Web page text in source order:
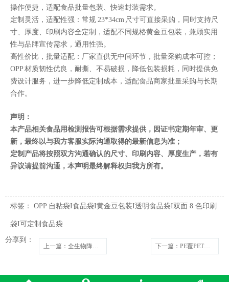
操作便捷，适配食品批量包装、快速封装需求。
定制灵活，适配性强：常规 23*34cm 尺寸可直接采购，同时支持尺
寸、厚度、印刷内容全定制，适配不同规格黄金豆包装，兼顾实用
性与品牌宣传需求，通用性强。
高性价比，批量适配：厂家直供无中间环节，批量采购成本可控；
OPP 材质韧性优良，耐撕、不易破损，降低包装损耗，同时提供免
费设计服务，进一步降低定制成本，适配食品商家批量采购与长期
合作。
声明：
本产品相关食品用检测报告可根据需求提供，因证书定期年审、更
新，最终以与我方客服实际沟通取得的最新信息为准；
定制产品将按照双方沟通确认的尺寸、印刷内容、厚度生产，若有
异议请提前沟通，本声明最终解释权归我方所有。
标签： OPP 自粘袋I食品袋I黄金豆包装I透明食品袋I双面 8 色印刷
袋I可定制食品袋
分享到：
上一篇 ：全生物降解背心袋马甲袋餐饮外卖打包 下一篇 ：PE覆PET覆尼龙大米袋定制_东莞食品用手提米袋_环保防潮大米包装袋​